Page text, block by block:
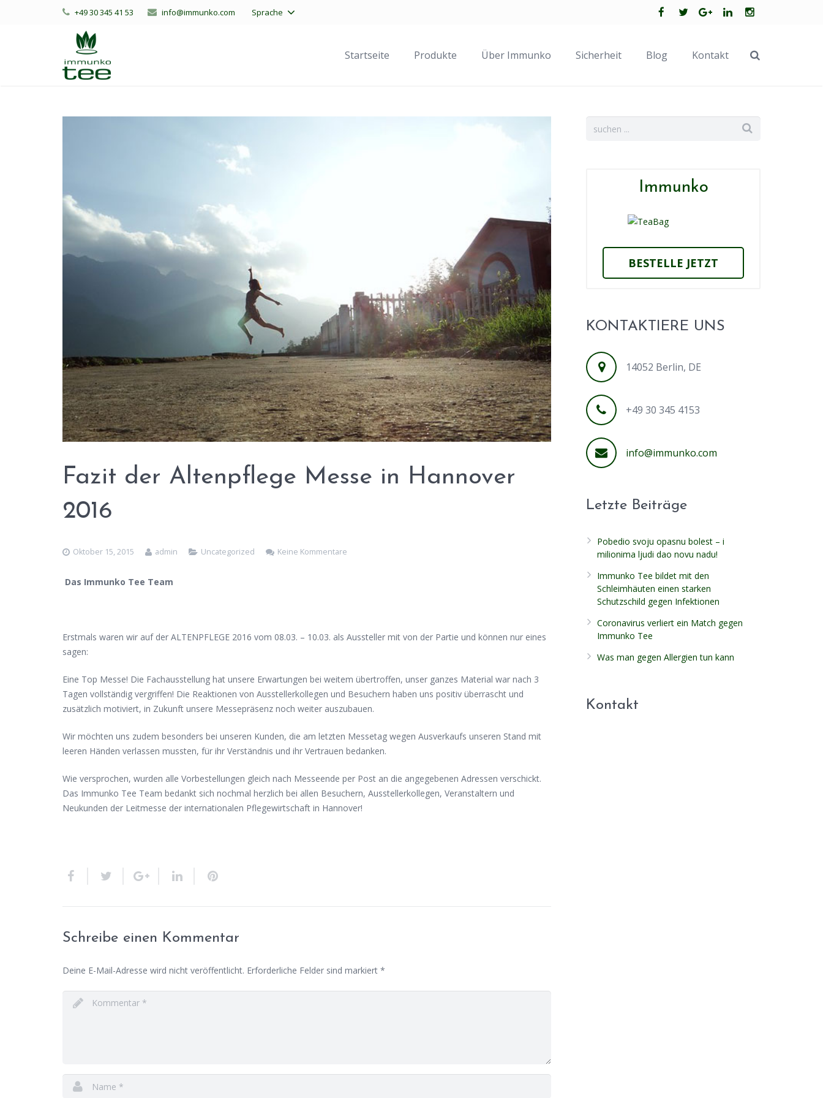
+49 30 345 41 53 info@immunko.com Sprache
Startseite Produkte Über Immunko Sicherheit Blog Kontakt
Fazit der Altenpflege Messe in Hannover
2016
Oktober 15, 2015 admin Uncategorized Keine Kommentare
Das Immunko Tee Team
Erstmals waren wir auf der ALTENPFLEGE 2016 vom 08.03. – 10.03. als Aussteller mit von der Partie und können nur eines
sagen:
Eine Top Messe! Die Fachausstellung hat unsere Erwartungen bei weitem übertroffen, unser ganzes Material war nach 3
Tagen vollständig vergriffen! Die Reaktionen von Ausstellerkollegen und Besuchern haben uns positiv überrascht und
zusätzlich motiviert, in Zukunft unsere Messepräsenz noch weiter auszubauen.
Wir möchten uns zudem besonders bei unseren Kunden, die am letzten Messetag wegen Ausverkaufs unseren Stand mit
leeren Händen verlassen mussten, für ihr Verständnis und ihr Vertrauen bedanken.
Wie versprochen, wurden alle Vorbestellungen gleich nach Messeende per Post an die angegebenen Adressen verschickt.
Das Immunko Tee Team bedankt sich nochmal herzlich bei allen Besuchern, Ausstellerkollegen, Veranstaltern und
Neukunden der Leitmesse der internationalen Pflegewirtschaft in Hannover!
Schreibe einen Kommentar
Deine E-Mail-Adresse wird nicht veröffentlicht. Erforderliche Felder sind markiert *
Immunko
BESTELLE JETZT
KONTAKTIERE UNS
14052 Berlin, DE
+49 30 345 4153
info@immunko.com
Letzte Beiträge
Pobedio svoju opasnu bolest – i
milionima ljudi dao novu nadu!
Immunko Tee bildet mit den
Schleimhäuten einen starken
Schutzschild gegen Infektionen
Coronavirus verliert ein Match gegen
Immunko Tee
Was man gegen Allergien tun kann
Kontakt